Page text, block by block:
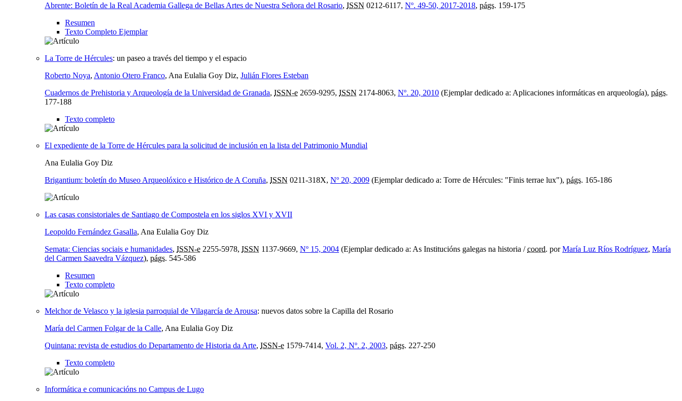
Abrente: Boletín de la Real Academia Gallega de Bellas Artes de Nuestra Señora del Rosario, ISSN 0212-6117, Nº. 49-50, 2017-2018, págs. 159-175
Resumen
Texto Completo Ejemplar
La Torre de Hércules: un paseo a través del tiempo y el espacio
Roberto Noya, Antonio Otero Franco, Ana Eulalia Goy Diz, Julián Flores Esteban
Cuadernos de Prehistoria y Arqueología de la Universidad de Granada, ISSN-e 2659-9295, ISSN 2174-8063, Nº. 20, 2010 (Ejemplar dedicado a: Aplicaciones informáticas en arqueología), págs.
177-188
Texto completo
El expediente de la Torre de Hércules para la solicitud de inclusión en la lista del Patrimonio Mundial
Ana Eulalia Goy Diz
Brigantium: boletín do Museo Arqueolóxico e Histórico de A Coruña, ISSN 0211-318X, Nº 20, 2009 (Ejemplar dedicado a: Torre de Hércules: "Finis terrae lux"), págs. 165-186
Las casas consistoriales de Santiago de Compostela en los siglos XVI y XVII
Leopoldo Fernández Gasalla, Ana Eulalia Goy Diz
Semata: Ciencias sociais e humanidades, ISSN-e 2255-5978, ISSN 1137-9669, Nº 15, 2004 (Ejemplar dedicado a: As Institucións galegas na historia /coord. porMaría Luz Ríos Rodríguez, María
del Carmen Saavedra Vázquez), págs. 545-586
Resumen
Texto completo
Melchor de Velasco y la iglesia parroquial de Vilagarcía de Arousa: nuevos datos sobre la Capilla del Rosario
María del Carmen Folgar de la Calle, Ana Eulalia Goy Diz
Quintana: revista de estudios do Departamento de Historia da Arte, ISSN-e 1579-7414, Vol. 2, Nº. 2, 2003, págs. 227-250
Texto completo
Informática e comunicacións no Campus de Lugo